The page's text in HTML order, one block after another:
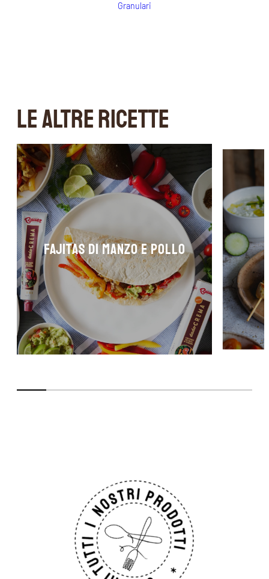
Granulari
LE ALTRE RICETTE
FAJITAS DI MANZO E POLLO